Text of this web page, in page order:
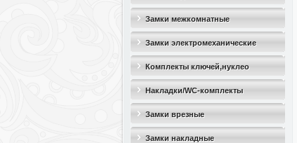
Замки межкомнатные
Замки электромеханические
Комплекты ключей,нуклео
Накладки/WC-комплекты
Замки врезные
Замки накладные